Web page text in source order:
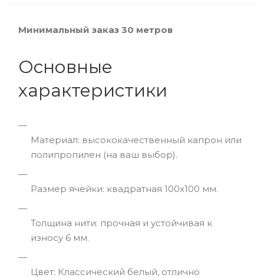
Минимальный заказ 30 метров
Основные
характеристики
Материал: высококачественный капрон или
полипропилен (на ваш выбор).
Размер ячейки: квадратная 100x100 мм.
Толщина нити: прочная и устойчивая к
износу 6 мм.
Цвет: Классический белый, отлично